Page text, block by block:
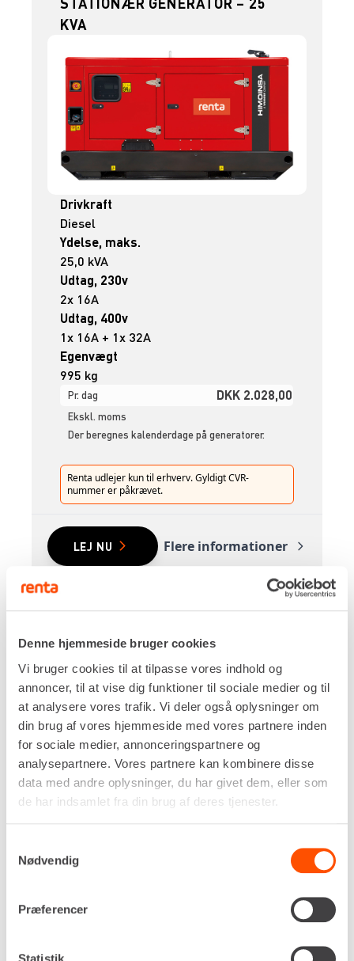
Denne hjemmeside bruger cookies
Vi bruger cookies til at tilpasse vores indhold og
annoncer, til at vise dig funktioner til sociale medier og til
at analysere vores trafik. Vi deler også oplysninger om
din brug af vores hjemmeside med vores partnere inden
for sociale medier, annonceringspartnere og
analysepartnere. Vores partnere kan kombinere disse
data med andre oplysninger, du har givet dem, eller som
de har indsamlet fra din brug af deres tjenester.
Nødvendig
Præferencer
KVA
Drivkraft
Diesel
Ydelse, maks.
25,0 kVA
Udtag, 230v
2x 16A
Udtag, 400v
1x 16A + 1x 32A
Egenvægt
995 kg
Pr. dag DKK 2.028,00
Ekskl. moms
Der beregnes kalenderdage på generatorer.
Renta udlejer kun til erhverv. Gyldigt CVR-
nummer er påkrævet.
LEJ NU Flere informationer
STATIONÆR GENERATOR – 35
KVA
Ydelse, maks.